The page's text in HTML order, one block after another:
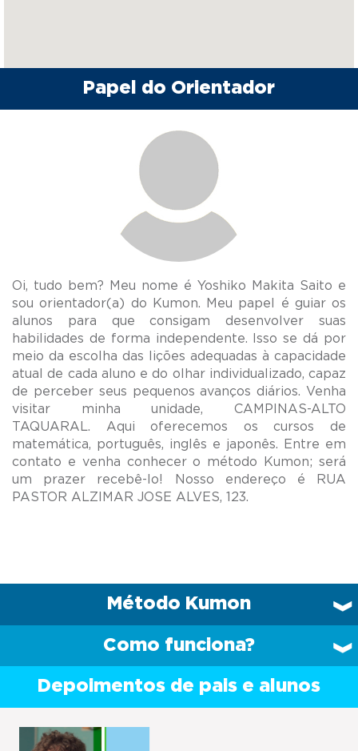
Papel do Orientador
Oi, tudo bem? Meu nome é Yoshiko Makita Saito e
sou orientador(a) do Kumon. Meu papel é guiar os
alunos para que consigam desenvolver suas
habilidades de forma independente. Isso se dá por
meio da escolha das lições adequadas à capacidade
atual de cada aluno e do olhar individualizado, capaz
de perceber seus pequenos avanços diários. Venha
visitar minha unidade, CAMPINAS-ALTO
TAQUARAL. Aqui oferecemos os cursos de
matemática, português, inglês e japonês. Entre em
contato e venha conhecer o método Kumon; será
um prazer recebê-lo! Nosso endereço é RUA
Método Kumon
Como funciona?
Depoimentos de pais e alunos